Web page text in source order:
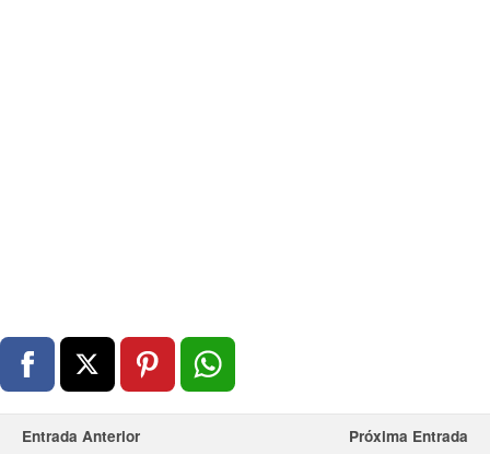
Entrada Anterior Próxima Entrada